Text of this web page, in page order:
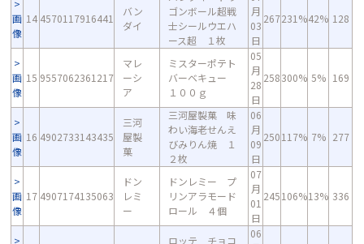
画
像
14 4570117916441
バン
ダイ
ゴンボール超戦
士シールウエハ
ース超 １枚
月
03
日
267231%42% 128
画
像
15 9557062361217
マレ
ーシ
ア
ミスターポテト
バーベキュー
１００ｇ
05
月
28
日
258300% 5% 169
画
像
16 4902733143435
三河
屋製
菓
三河屋製菓 味
わい海老せんえ
びみりん焼 １
２枚
06
月
09
日
250117% 7% 277
画
像
17 4907174135063
ドン
レミ
ー
ドンレミー プ
リンアラモード
ロール ４個
07
月
01
日
245106%13% 336
ロッテ チョコ
06